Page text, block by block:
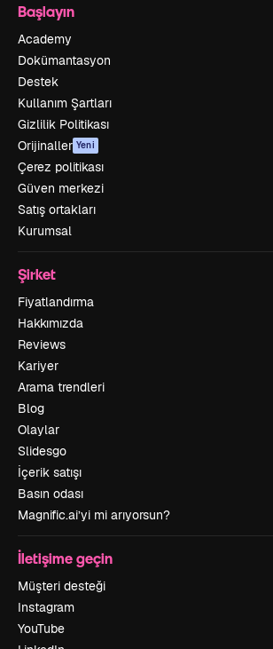
Başlayın
Academy
Dokümantasyon
Destek
Kullanım Şartları
Gizlilik Politikası
Orijinaller Yeni
Çerez politikası
Güven merkezi
Satış ortakları
Kurumsal
Şirket
Fiyatlandırma
Hakkımızda
Reviews
Kariyer
Arama trendleri
Blog
Olaylar
Slidesgo
İçerik satışı
Basın odası
Magnific.ai’yi mi arıyorsun?
İletişime geçin
Müşteri desteği
Instagram
YouTube